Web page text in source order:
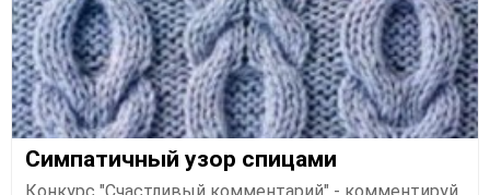
Симпатичный узор спицами